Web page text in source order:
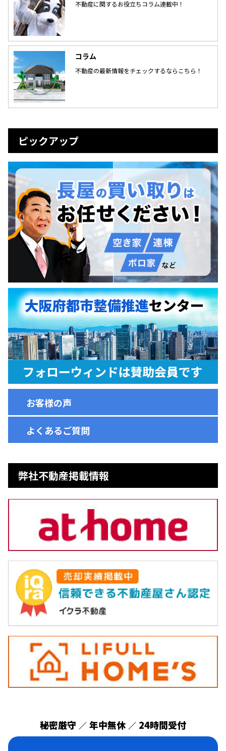
不動産に関するお役立ちコラム連載中！
コラム
不動産の最新情報をチェックするならこちら！
ピックアップ
お客様の声
よくあるご質問
弊社不動産掲載情報
秘密厳守 ／ 年中無休 ／ 24時間受付